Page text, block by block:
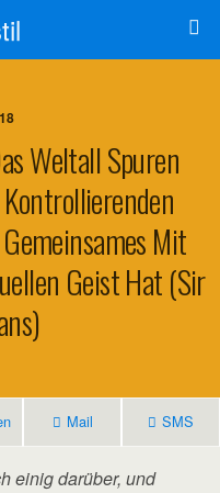
Weltall Spuren
Mit
Geist Hat (Sir
Mail SMS
einig darüber, und